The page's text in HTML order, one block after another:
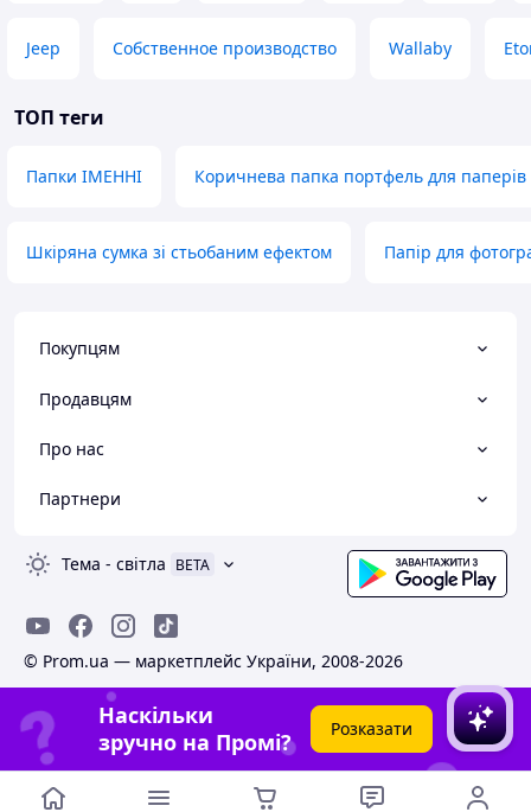
Jeep Собственное производство Wallaby
ТОП теги
Папки ІМЕННІ Коричнева папка портфель для паперів
Шкіряна сумка зі стьобаним ефектом Папір для
Покупцям
Продавцям
Про нас
Партнери
Тема - світла BETA
© Prom.ua — маркетплейс України, 2008-2026
Наскільки
зручно на Промі?
Розказати